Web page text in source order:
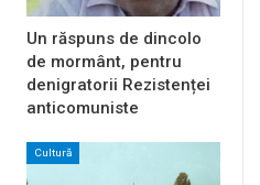
Un răspuns de dincolo
de mormânt, pentru
denigratorii Rezistenței
anticomuniste
Cultură